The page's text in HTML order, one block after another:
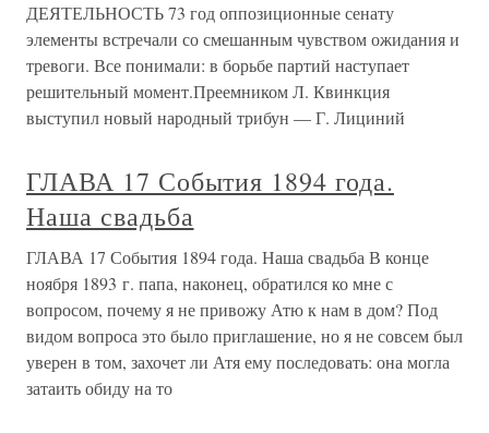
ДЕЯТЕЛЬНОСТЬ 73 год оппозиционные сенату
элементы встречали со смешанным чувством ожидания и
тревоги. Все понимали: в борьбе партий наступает
решительный момент.Преемником Л. Квинкция
выступил новый народный трибун — Г. Лициний
ГЛАВА 17 События 1894 года.
Наша свадьба
ГЛАВА 17 События 1894 года. Наша свадьба В конце
ноября 1893 г. папа, наконец, обратился ко мне с
вопросом, почему я не привожу Атю к нам в дом? Под
видом вопроса это было приглашение, но я не совсем был
уверен в том, захочет ли Атя ему последовать: она могла
затаить обиду на то